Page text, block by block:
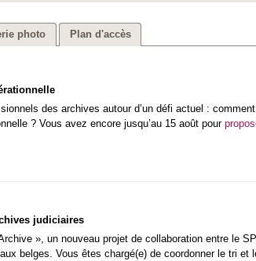
photo Plan d'accès
des archives autour d’un défi actuel :
? Vous avez encore jusqu’au 15 août pour
judiciaires
», un nouveau projet de collaboration entre le
belges. Vous êtes chargé(e) de coordonner le tri et